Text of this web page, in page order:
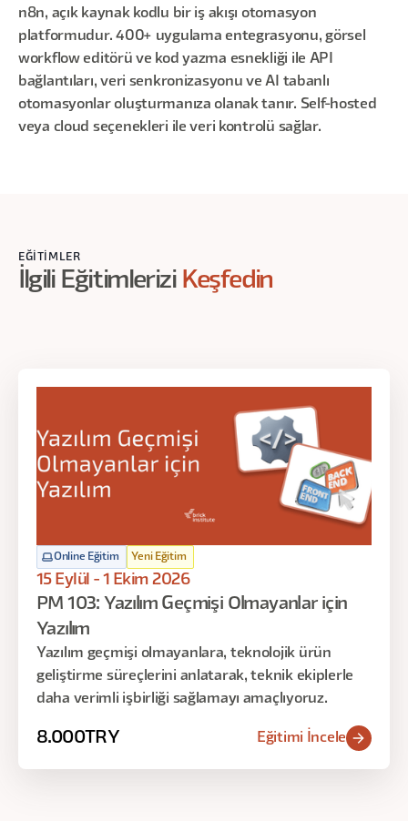
n8n, açık kaynak kodlu bir iş akışı otomasyon
platformudur. 400+ uygulama entegrasyonu, görsel
workflow editörü ve kod yazma esnekliği ile API
bağlantıları, veri senkronizasyonu ve AI tabanlı
otomasyonlar oluşturmanıza olanak tanır. Self-hosted
veya cloud seçenekleri ile veri kontrolü sağlar.
EĞITIMLER
İlgili Eğitimlerizi Keşfedin
Online Eğitim Yeni Eğitim
15 Eylül - 1 Ekim 2026
PM 103: Yazılım Geçmişi Olmayanlar için
Yazılım
Yazılım geçmişi olmayanlara, teknolojik ürün
geliştirme süreçlerini anlatarak, teknik ekiplerle
daha verimli işbirliği sağlamayı amaçlıyoruz.
8.000TRY Eğitimi İncele